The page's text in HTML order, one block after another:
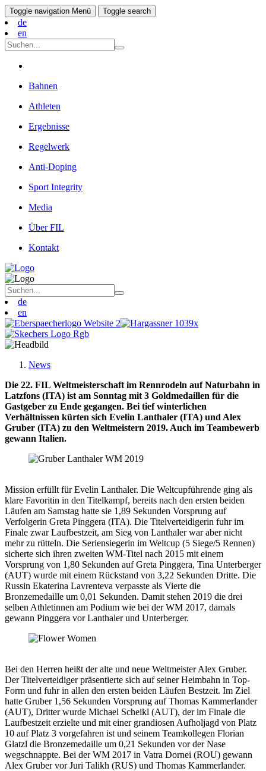
Toggle navigation Menü Toggle search
de
en
Bahnen
Athleten
Ergebnisse
Regelwerk
Anti-Doping
Sport Integrity
Media
Über FIL
Kontakt
de
en
News
Die 22. FIL Weltmeisterschaft im Rennrodeln auf Naturbahn in
Latzfons (ITA) ist am Sonntag mit 3 Goldmedaillen für die
Gastgeber zu Ende gegangen. Bei tief winterlichen
Verhältnissen kürten sich Evelin Lanthaler (ITA) und Alex
Gruber (ITA) zu den Weltmeistern 2019. Auch im Teambewerb
gewann Italien.
Mission erfüllt für Evelin Lanthaler. Die Weltcupführende ging als
klare Favoritin in den Titelkampf, bereits nach den ersten beiden
Läufen am Samstag hatte sie 1,89 Sekunden Vorsprung auf
Verfolgerin Greta Pinggera (ITA). Die Titelverteidigerin fuhr im
Finale zwar Laufbestzeit, am Sieg von Lanthaler war aber nicht
mehr zu rütteln. Die Seriensiegerin im Weltcup (5 Siege/5 Rennen)
sicherte sich ihren zweiten WM-Titel nach 2015 mit einem
Vorsprung von 1,80 Sekunden auf Greta Pinggera, Tina Unterberger
(AUT) wurde mit einem Rückstand von 3,22 Sekunden Dritte. Die
Russin Ekaterina Lavrenteva verpasste als Vierte die
Bronzemedaille um 0,01 Sekunden. Damit stehen 2019 die drei
selben Athletinnen am Podium wie bei der WM 2017, damals
gewann Pinggera vor Lanthaler und Unterberger.
Bei den Herren heißt der alte und neue Weltmeister Alex Gruber.
Der Titelverteidiger präsentierte sich auf seiner Heimbahn in Top-
Form und fuhr in allen den ersten beiden Läufen Bestzeit. Im Ziel
hatte Gruber 1,56 Sekunden Vorsprung auf Thomas Kammerlander
(AUT), Dritter wurde Michael Scheikl (AUT), der im Finale die
Laufbestzeit erzielte und mit einer grandiosen Aufholjagd von Platz
10 auf Platz 3 vorgefahren ist und seinem Teamkollegen Florian
Glatzl die Bronzemedaille um 0,21 Sekunden vor der Nase
wegschnappte. Bei der WM 2017 in Vatra Dornei (ROU) gewann
Alex Gruber vor Juri Talikh (RUS) und Thomas Kammerlander.